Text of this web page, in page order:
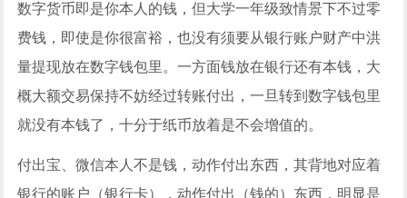
数字货币即是你本人的钱，但大学一年级致情景下不过零
费钱，即使是你很富裕，也没有须要从银行账户财产中洪
量提现放在数字钱包里。一方面钱放在银行还有本钱，大
概大额交易保持不妨经过转账付出，一旦转到数字钱包里
就没有本钱了，十分于纸币放着是不会增值的。
付出宝、微信本人不是钱，动作付出东西，其背地对应着
银行的账户（银行卡），动作付出（钱的）东西，明显是